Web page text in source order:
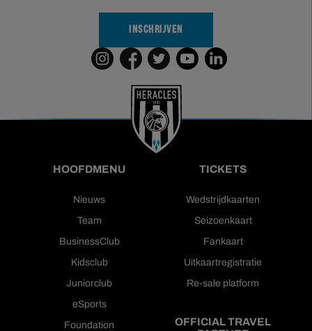
INSCHRIJVEN
HOOFDMENU
Nieuws
Team
BusinessClub
Kidsclub
Juniorclub
eSports
Foundation
TICKETS
Wedstrijdkaarten
Seizoenkaart
Fankaart
Uitkaartregistratie
Re-sale platform
OFFICIAL TRAVEL